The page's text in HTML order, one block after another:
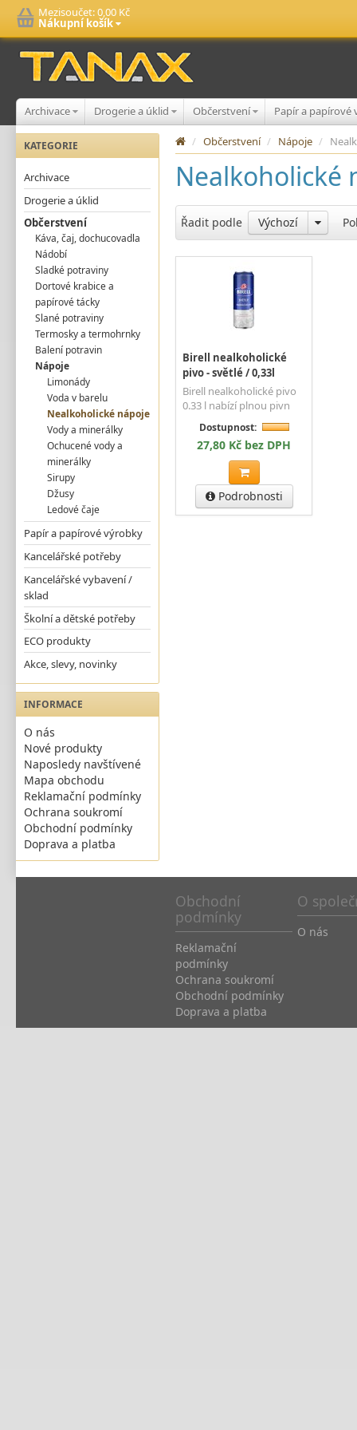
Mezisoučet:0,00 Kč
Nákupní košík
Archivace Drogerie a úklid Občerstvení Papír a
KATEGORIE
Archivace
Drogerie a úklid
Občerstvení
Káva, čaj, dochucovadla
Nádobí
Sladké potraviny
Dortové krabice a
papírové tácky
Slané potraviny
Termosky a termohrnky
Balení potravin
Nápoje
Limonády
Voda v barelu
Nealkoholické nápoje
Vody a minerálky
Ochucené vody a
minerálky
Sirupy
Džusy
Ledové čaje
Papír a papírové výrobky
Kancelářské potřeby
Kancelářské vybavení /
sklad
Školní a dětské potřeby
ECO produkty
Akce, slevy, novinky
INFORMACE
O nás
Nové produkty
Naposledy navštívené
Mapa obchodu
Reklamační podmínky
Ochrana soukromí
Obchodní podmínky
Doprava a platba
/ Občerstvení / Nápoje /
Nealkoholické
Řadit podle Výchozí
Birell nealkoholické
pivo - světlé / 0,33l
Birell nealkoholické pivo
0.33 l nabízí plnou pivn
Dostupnost:
27,80 Kč bez DPH
Podrobnosti
Obchodní
podmínky
Reklamační
podmínky
Ochrana soukromí
Obchodní podmínky
Doprava a platba
O
O nás